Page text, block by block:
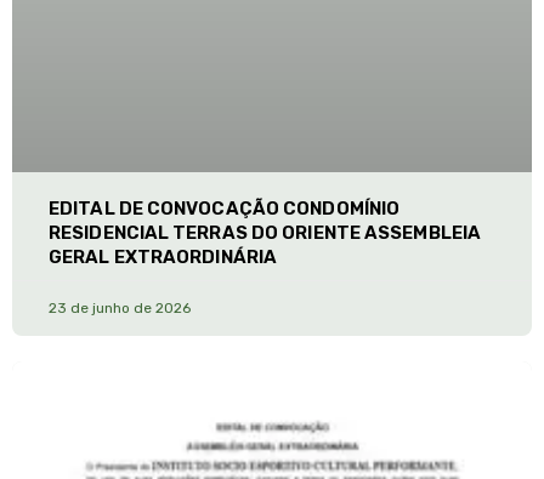
EDITAL DE CONVOCAÇÃO CONDOMÍNIO
RESIDENCIAL TERRAS DO ORIENTE ASSEMBLEIA
GERAL EXTRAORDINÁRIA
23 de junho de 2026